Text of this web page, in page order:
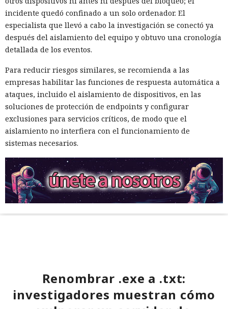
incidente quedó confinado a un solo ordenador. El
especialista que llevó a cabo la investigación se conectó ya
después del aislamiento del equipo y obtuvo una cronología
detallada de los eventos.
Para reducir riesgos similares, se recomienda a las
empresas habilitar las funciones de respuesta automática a
ataques, incluido el aislamiento de dispositivos, en las
soluciones de protección de endpoints y configurar
exclusiones para servicios críticos, de modo que el
aislamiento no interfiera con el funcionamiento de
sistemas necesarios.
Renombrar .exe a .txt:
investigadores muestran cómo